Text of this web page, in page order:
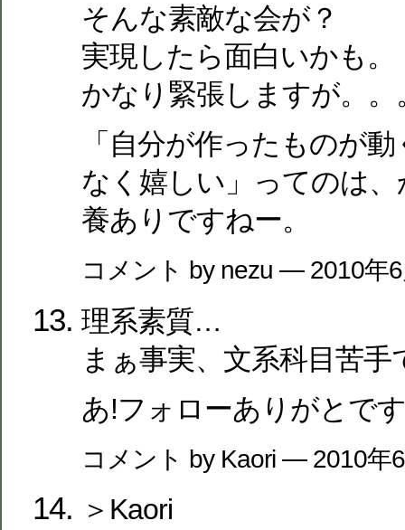
そんな素敵な会が？
実現したら面白いかも。
かなり緊張しますが。。
「自分が作ったものが
なく嬉しい」ってのは
養ありですねー。
コメント by nezu — 2010年
理系素質…
まぁ事実、文系科目苦
あ!フォローありがとです
コメント by Kaori — 2010年
＞Kaori